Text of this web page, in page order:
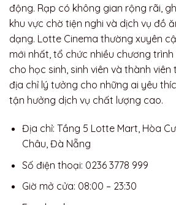
động. Rạp có không gian rộng rãi,
khu vực chờ tiện nghi và dịch vụ đồ
dạng. Lotte Cinema thường xuyên
mới nhất, tổ chức nhiều chương
cho học sinh, sinh viên và thành
địa chỉ lý tưởng cho những ai yêu
tận hưởng dịch vụ chất lượng cao.
Địa chỉ: Tầng 5 Lotte Mart, Hòa
Châu, Đà Nẵng
Số điện thoại: 0236 3778 999
Giờ mở cửa: 08:00 – 23:30